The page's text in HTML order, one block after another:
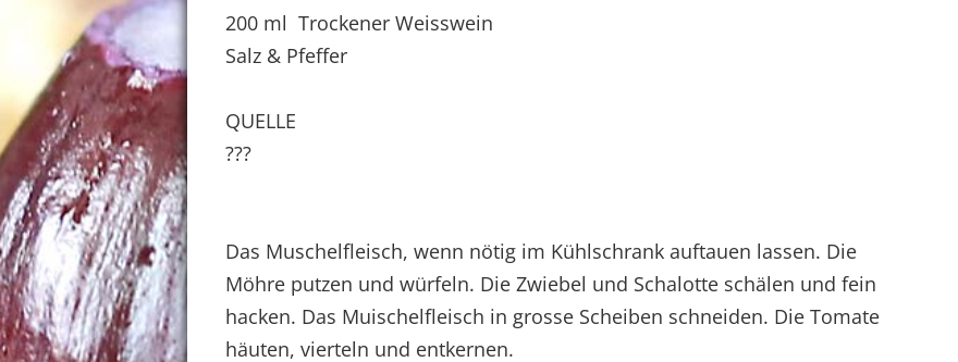
200 ml Trockener Weisswein
Salz & Pfeffer
QUELLE
???
Das Muschelfleisch, wenn nötig im Kühlschrank auftauen lassen. Die
Möhre putzen und würfeln. Die Zwiebel und Schalotte schälen und fein
hacken. Das Muischelfleisch in grosse Scheiben schneiden. Die Tomate
häuten, vierteln und entkernen.